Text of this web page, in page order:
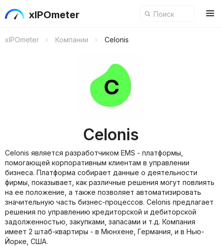
xIPOmeter
xIPOmeter Компании Celonis
Celonis
Celonis является разработчиком EMS - платформы,
помогающей корпоративным клиентам в управлении
бизнеса. Платформа собирает данные о деятельности
фирмы, показывает, как различные решения могут повлиять
на ее положение, а также позволяет автоматизировать
значительную часть бизнес-процессов. Celonis предлагает
решения по управлению кредиторской и дебиторской
задолженностью, закупками, запасами и т.д. Компания
имеет 2 штаб-квартиры - в Мюнхене, Германия, и в Нью-
Йорке, США.